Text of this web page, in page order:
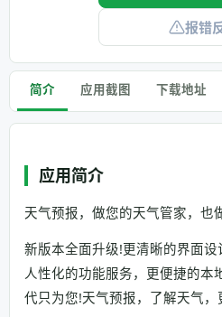
报错
简介 应用截图 下载地址
应用简介
天气预报，做您的天气管家，也
新版本全面升级!更清晰的界面
人性化的功能服务，更便捷的本
代只为您!天气预报，了解天气，